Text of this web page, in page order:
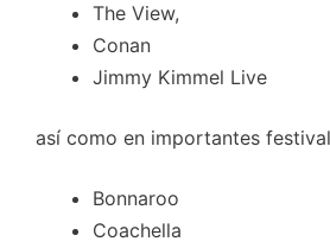
The View,
Conan
Jimmy Kimmel Live
así como en importantes
Bonnaroo
Coachella